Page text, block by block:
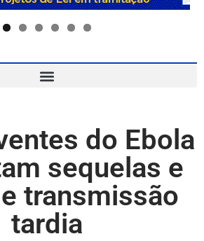
do Ebola
sequelas e
transmissão
tardia